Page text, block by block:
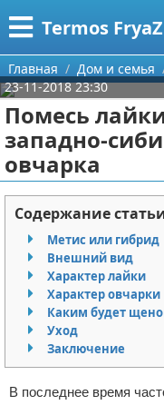
Termos
Меню
Главная
Категории
Программирование
Дом и семья
Автомобили
Строительство и
Здоровье
Компьютеры
Личность
Поиск
О проекте
Контакты
Сотрудничество
Размещение
Для
Условия
Главная Дом и семья
23-11-2018 23:30
Помесь
западно-
овчарка
Содержание
Метис или гибрид
Внешний вид
Характер лайки
Характер овчарки
Каким будет
Уход
Заключение
В последнее время